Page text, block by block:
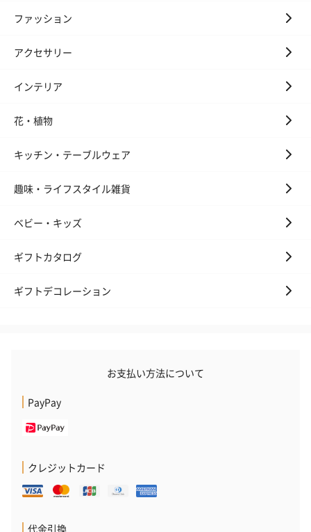
ファッション
アクセサリー
インテリア
花・植物
キッチン・テーブルウェア
趣味・ライフスタイル雑貨
ベビー・キッズ
ギフトカタログ
ギフトデコレーション
お支払い方法について
PayPay
クレジットカード
代金引換